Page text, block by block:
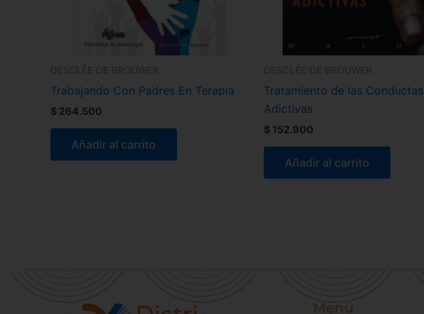
DESCLÉE DE BROUWER
Trabajando Con Padres En Terapia
$ 264.500
Añadir al carrito
DESCLÉE DE BROUWER
Tratamiento de las Conductas
Adictivas
$ 152.900
Añadir al carrito
Menú